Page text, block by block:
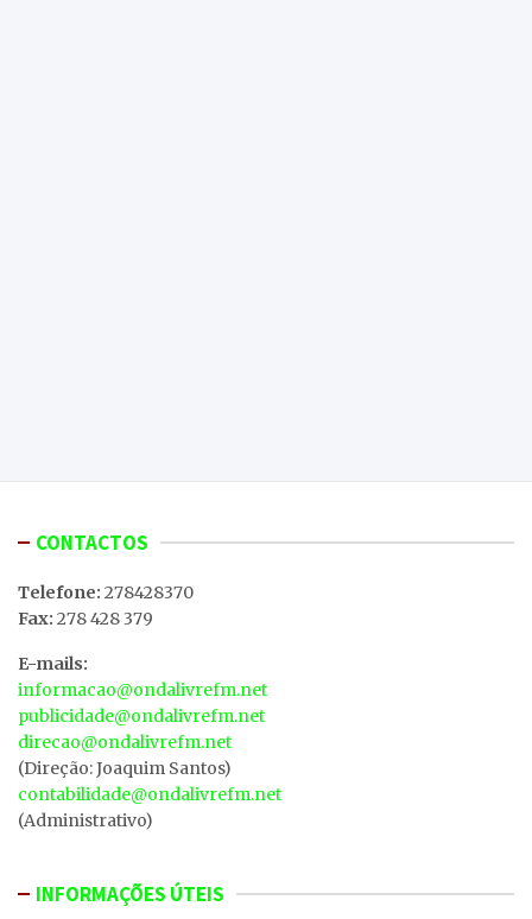
CONTACTOS
Telefone: 278428370
Fax: 278 428 379
E-mails:
informacao@ondalivrefm.net
publicidade@ondalivrefm.net
direcao@ondalivrefm.net
(Direção: Joaquim Santos)
contabilidade@ondalivrefm.net
(Administrativo)
INFORMAÇÕES ÚTEIS